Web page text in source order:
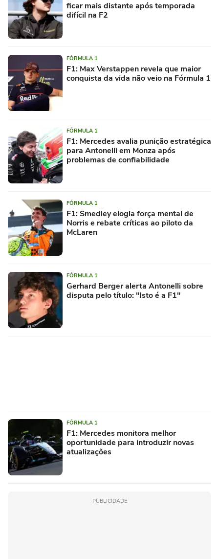
ficar mais distante após temporada
difícil na F2
FÓRMULA 1
F1: Max Verstappen revela que maior
conquista da vida não veio na Fórmula 1
FÓRMULA 1
F1: Mercedes avalia punição estratégica
para Antonelli em Monza após
problemas de confiabilidade
FÓRMULA 1
F1: Smedley elogia força mental de
Norris e rebate críticas ao piloto da
McLaren
FÓRMULA 1
Gerhard Berger alerta Antonelli sobre
disputa pelo título: "Isto é a F1"
FÓRMULA 1
F1: Mercedes monitora melhor
oportunidade para introduzir novas
atualizações
PUBLICIDADE